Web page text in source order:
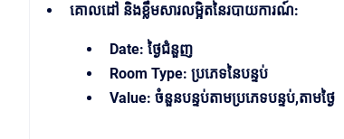
គោលដៅ និងខ្លឹមសារលម្អិតនៃរបាយការណ៍:
Date: ថ្ងៃជំនួញ
Room Type: ប្រភេទនៃបន្ទប់
Value: ចំនួនបន្ទប់តាមប្រភេទបន្ទប់,តាមថ្ងៃ